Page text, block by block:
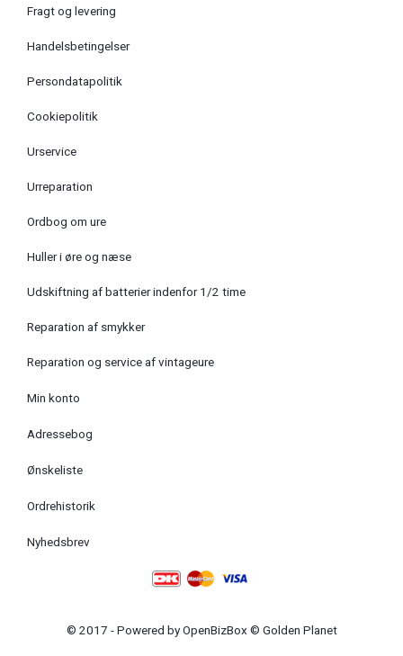
Fragt og levering
Handelsbetingelser
Persondatapolitik
Cookiepolitik
Urservice
Urreparation
Ordbog om ure
Huller i øre og næse
Udskiftning af batterier indenfor 1/2 time
Reparation af smykker
Reparation og service af vintageure
Min konto
Adressebog
Ønskeliste
Ordrehistorik
Nyhedsbrev
© 2017 - Powered byOpenBizBox © Golden Planet